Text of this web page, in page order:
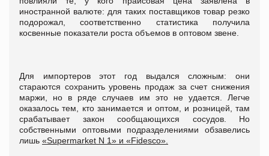
иностранной валюте: для таких поставщиков товар резко
подорожал, соответственно статистика получила
косвенные показатели роста объемов в оптовом звене.
Для импортеров этот год выдался сложным: они
стараются сохранить уровень продаж за счет снижения
маржи, но в ряде случаев им это не удается. Легче
оказалось тем, кто занимается и оптом, и розницей, там
срабатывает закон сообщающихся сосудов. Но
собственными оптовыми подразделениями обзавелись
лишь «Supermarket N 1» и «Fidesco».